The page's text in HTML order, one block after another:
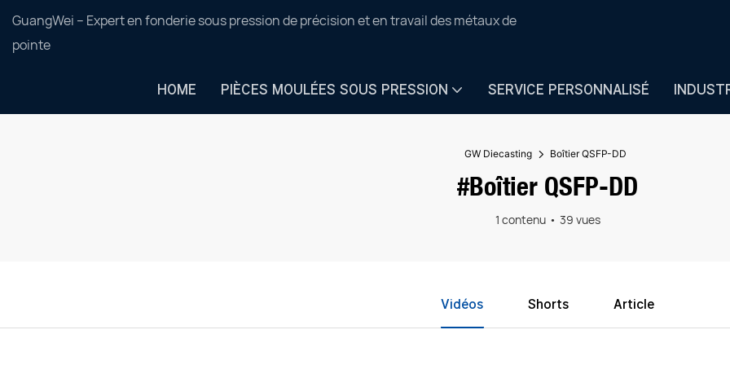
GuangWei – Expert en fonderie sous pression de précision et en travail des métaux de
pointe
HOME PIÈCES MOULÉES SOUS PRESSION SERVICE PERSONNALISÉ
GW Diecasting Boîtier QSFP-DD
#Boîtier QSFP-DD
1 contenu 39 vues
Vidéos Shorts Article